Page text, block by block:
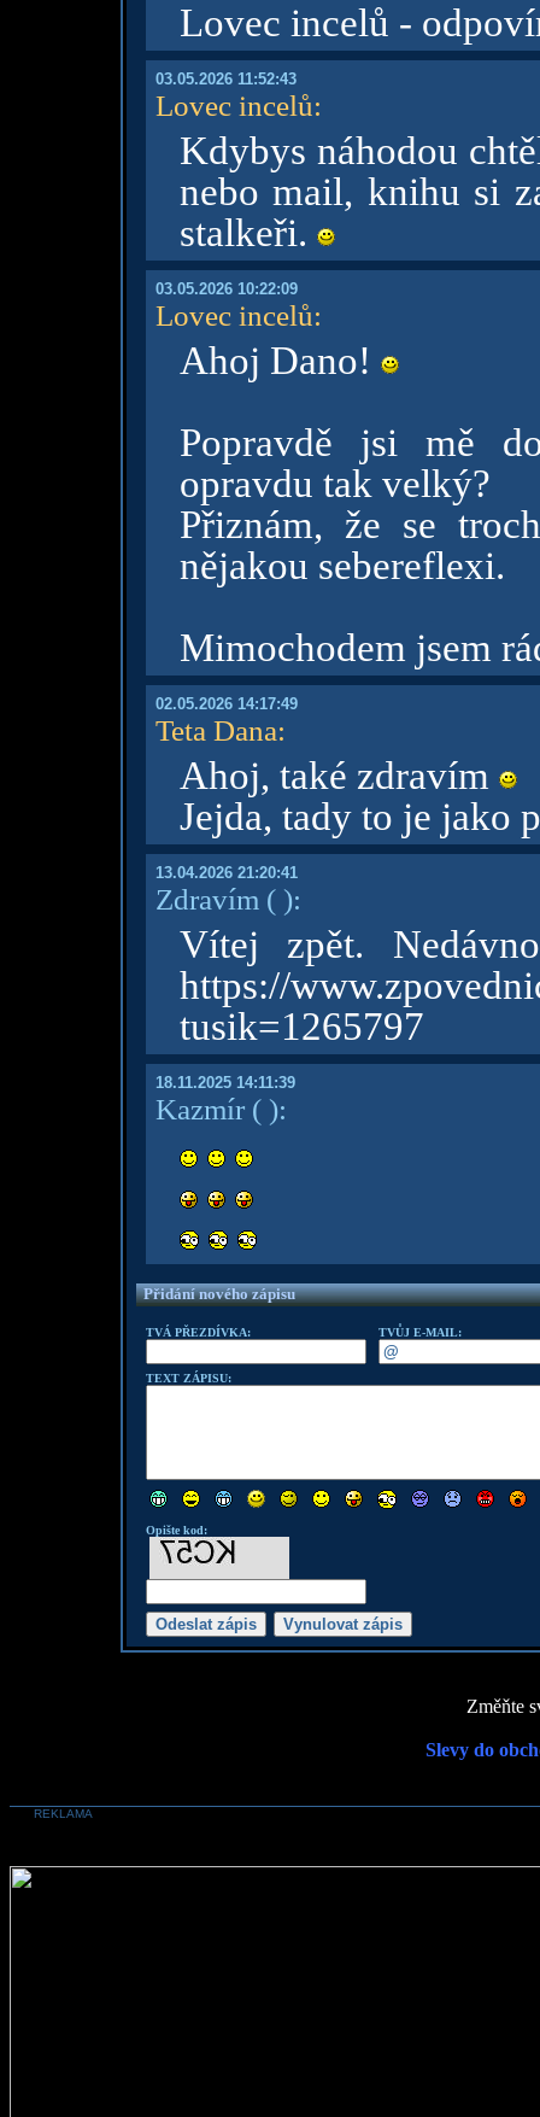
Lovec incelů -
03.05.2026 11:52:43
Lovec incelů:
Kdybys náhodou
nebo mail, knihu si
stalkeři.
03.05.2026 10:22:09
Lovec incelů:
Ahoj Dano!
Popravdě jsi mě
opravdu tak velký?
Přiznám, že se
nějakou sebereflexi.
Mimochodem jsem
02.05.2026 14:17:49
Teta Dana:
Ahoj, také zdravím
Jejda, tady to je jako
13.04.2026 21:20:41
Zdravím ( ):
Vítej zpět.
https://
tusik=1265797
18.11.2025 14:11:39
Kazmír( ):
Přidání nového zápisu
TVÁ PŘEZDÍVKA: TVŮJ E-MAIL:
TEXT ZÁPISU:
Opište kod:
Změňte
Slevy do
REKLAMA